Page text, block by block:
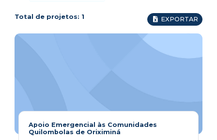
Total de projetos: 1 EXPORTAR
Apoio Emergencial às Comunidades
Quilombolas de Oriximiná